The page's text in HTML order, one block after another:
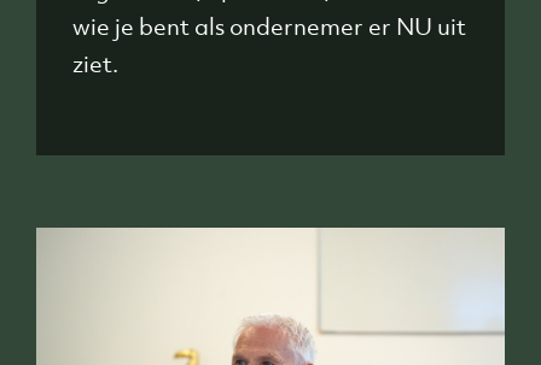
wie je bent als ondernemer er NU uit
ziet.